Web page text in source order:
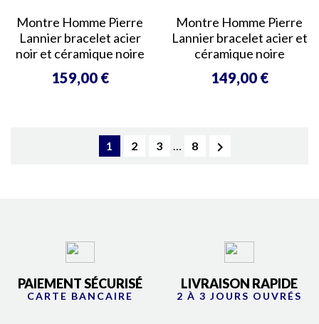
Montre Homme Pierre
Lannier bracelet acier
noir et céramique noire
Prix
159,00 €
Montre Homme Pierre
Lannier bracelet acier et
céramique noire
Prix
149,00 €
1 2 3 8 
PAIEMENT SÉCURISÉ
CARTE BANCAIRE
LIVRAISON RAPIDE
2 À 3 JOURS OUVRÉS